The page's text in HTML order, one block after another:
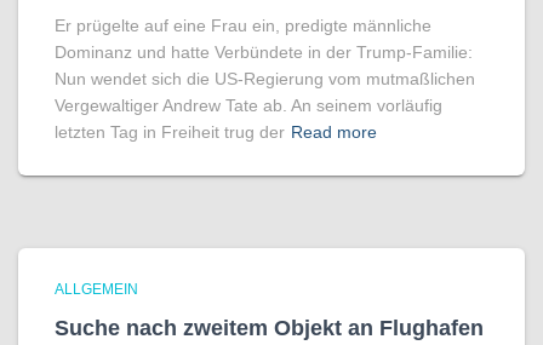
Er prügelte auf eine Frau ein, predigte männliche
Dominanz und hatte Verbündete in der Trump-Familie:
Nun wendet sich die US-Regierung vom mutmaßlichen
Vergewaltiger Andrew Tate ab. An seinem vorläufig
letzten Tag in Freiheit trug der Read more
ALLGEMEIN
Suche nach zweitem Objekt an Flughafen